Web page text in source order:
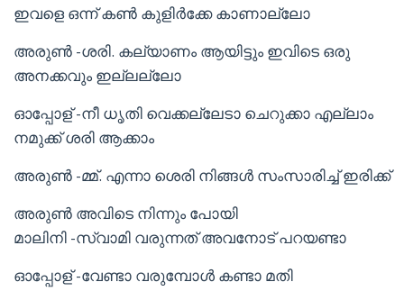
ഇവളെ ഒന്ന് കൺ കുളിർക്കേ കാണാല്ലോ
അരുൺ -ശരി. കല്യാണം ആയിട്ടും ഇവിടെ ഒരു
അനക്കവും ഇല്ലല്ലോ
ഓപ്പോള് -നീ ധൃതി വെക്കല്ലേടാ ചെറുക്കാ എല്ലാം
നമുക്ക് ശരി ആക്കാം
അരുൺ -മ്മ്. എന്നാ ശെരി നിങ്ങൾ സംസാരിച്ച് ഇരിക്ക്
അരുൺ അവിടെ നിന്നും പോയി
മാലിനി -സ്വാമി വരുന്നത് അവനോട് പറയണ്ടാ
ഓപ്പോള് -വേണ്ടാ വരുമ്പോൾ കണ്ടാ മതി